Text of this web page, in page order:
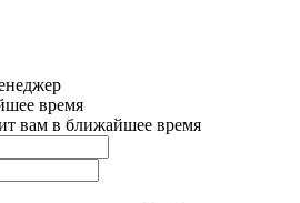
время
вам в ближайшее время